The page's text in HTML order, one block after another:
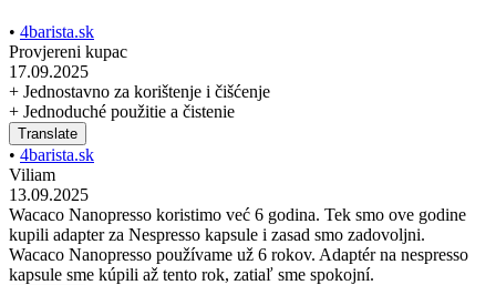
• 4barista.sk
Provjereni kupac
17.09.2025
+ Jednostavno za korištenje i čišćenje
+ Jednoduché použitie a čistenie
Translate
• 4barista.sk
Viliam
13.09.2025
Wacaco Nanopresso koristimo već 6 godina. Tek smo ove godine
kupili adapter za Nespresso kapsule i zasad smo zadovoljni.
Wacaco Nanopresso používame už 6 rokov. Adaptér na nespresso
kapsule sme kúpili až tento rok, zatiaľ sme spokojní.